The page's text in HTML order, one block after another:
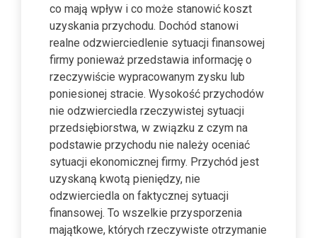
co mają wpływ i co może stanowić koszt
uzyskania przychodu. Dochód stanowi
realne odzwierciedlenie sytuacji finansowej
firmy ponieważ przedstawia informację o
rzeczywiście wypracowanym zysku lub
poniesionej stracie. Wysokość przychodów
nie odzwierciedla rzeczywistej sytuacji
przedsiębiorstwa, w związku z czym na
podstawie przychodu nie należy oceniać
sytuacji ekonomicznej firmy. Przychód jest
uzyskaną kwotą pieniędzy, nie
odzwierciedla on faktycznej sytuacji
finansowej. To wszelkie przysporzenia
majątkowe, których rzeczywiste otrzymanie